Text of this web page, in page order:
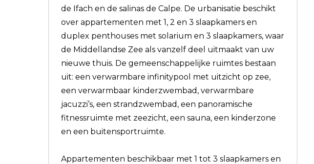
de Ifach en de salinas de Calpe. De urbanisatie beschikt
over appartementen met 1, 2 en 3 slaapkamers en
duplex penthouses met solarium en 3 slaapkamers, waar
de Middellandse Zee als vanzelf deel uitmaakt van uw
nieuwe thuis. De gemeenschappelijke ruimtes bestaan
uit: een verwarmbare infinitypool met uitzicht op zee,
een verwarmbaar kinderzwembad, verwarmbare
jacuzzi’s, een strandzwembad, een panoramische
fitnessruimte met zeezicht, een sauna, een kinderzone
en een buitensportruimte.
Appartementen beschikbaar met 1 tot 3 slaapkamers en